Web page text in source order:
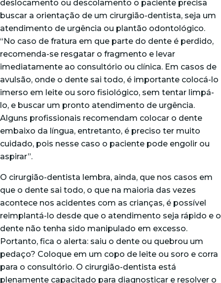
deslocamento ou descolamento o paciente precisa
buscar a orientação de um cirurgião-dentista, seja um
atendimento de urgência ou plantão odontológico.
“No caso de fratura em que parte do dente é perdido,
recomenda-se resgatar o fragmento e levar
imediatamente ao consultório ou clínica. Em casos de
avulsão, onde o dente sai todo, é importante colocá-lo
imerso em leite ou soro fisiológico, sem tentar limpá-
lo, e buscar um pronto atendimento de urgência.
Alguns profissionais recomendam colocar o dente
embaixo da língua, entretanto, é preciso ter muito
cuidado, pois nesse caso o paciente pode engolir ou
aspirar”.
O cirurgião-dentista lembra, ainda, que nos casos em
que o dente sai todo, o que na maioria das vezes
acontece nos acidentes com as crianças, é possível
reimplantá-lo desde que o atendimento seja rápido e o
dente não tenha sido manipulado em excesso.
Portanto, fica o alerta: saiu o dente ou quebrou um
pedaço? Coloque em um copo de leite ou soro e corra
para o consultório. O cirurgião-dentista está
plenamente capacitado para diagnosticar e resolver o